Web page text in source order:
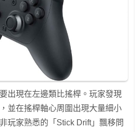
出現在左邊類比搖桿。玩家發現
並在搖桿軸心周圍出現大量細小
玩家熟悉的「Stick Drift」飄移問